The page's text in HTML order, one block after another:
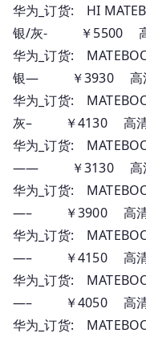
华为_订货: HI
银/灰- ￥5500
华为_订货:
银— ￥3930 高
华为_订货:
灰– ￥4130 高
华为_订货:
—— ￥3130 高清
华为_订货:
—– ￥3900 高清
华为_订货:
—– ￥4150 高
华为_订货:
—– ￥4050 高清屏
华为_订货: